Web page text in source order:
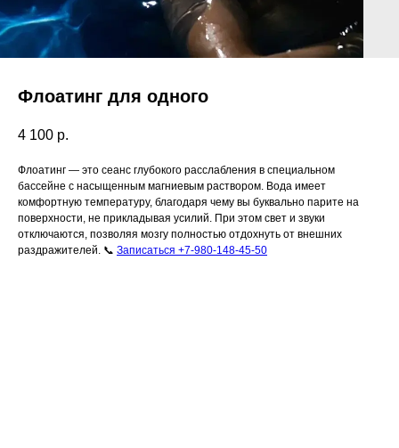
Флоатинг для одного
4 100 р.
Флоатинг — это сеанс глубокого расслабления в специальном
бассейне с насыщенным магниевым раствором. Вода имеет
комфортную температуру, благодаря чему вы буквально парите на
поверхности, не прикладывая усилий. При этом свет и звуки
отключаются, позволяя мозгу полностью отдохнуть от внешних
раздражителей. 📞 Записаться +7-980-148-45-50